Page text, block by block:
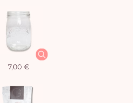
7,00 €